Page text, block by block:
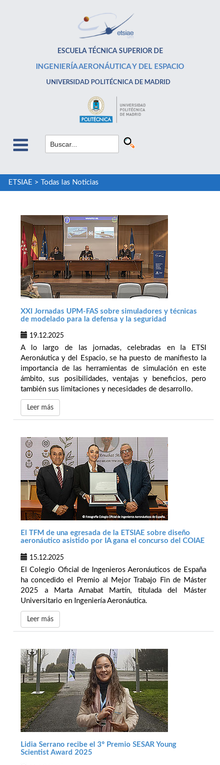
ESCUELA TÉCNICA SUPERIOR DE
INGENIERÍA AERONÁUTICA Y DEL ESPACIO
UNIVERSIDAD POLITÉCNICA DE MADRID
ETSIAE > Todas las Noticias
XXI Jornadas UPM-FAS sobre simuladores y técnicas
de modelado para la defensa y la seguridad
19.12.2025
A lo largo de las jornadas, celebradas en la ETSI
Aeronáutica y del Espacio, se ha puesto de manifiesto la
importancia de las herramientas de simulación en este
ámbito, sus posibilidades, ventajas y beneficios, pero
también sus limitaciones y necesidades de desarrollo.
Leer más
El TFM de una egresada de la ETSIAE sobre diseño
aeronáutico asistido por IA gana el concurso del COIAE
15.12.2025
El Colegio Oficial de Ingenieros Aeronáuticos de España
ha concedido el Premio al Mejor Trabajo Fin de Máster
2025 a Marta Arnabat Martín, titulada del Máster
Universitario en Ingeniería Aeronáutica.
Leer más
Lidia Serrano recibe el 3º Premio SESAR Young
Scientist Award 2025